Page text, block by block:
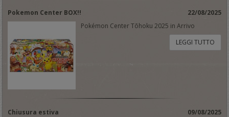
Pokemon Center BOX!!
22/08/2025
Pokémon Center Tōhoku 2025 in Arrivo
LEGGI TUTTO
Chiusura estiva
09/08/2025